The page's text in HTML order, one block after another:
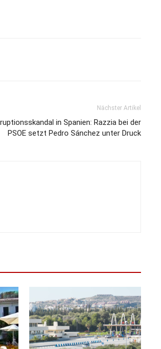
Nächster Artikel
in Spanien: Razzia bei der
PSOE setzt Pedro Sánchez unter Druck